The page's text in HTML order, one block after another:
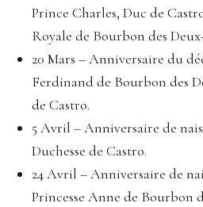
Prince Charles, Duc de
Royale de Bourbon des
20 Mars – Anniversaire du
Ferdinand de Bourbon des
de Castro.
5 Avril – Anniversaire de
Duchesse de Castro.
24 Avril – Anniversaire de
Princesse Anne de Bourbon